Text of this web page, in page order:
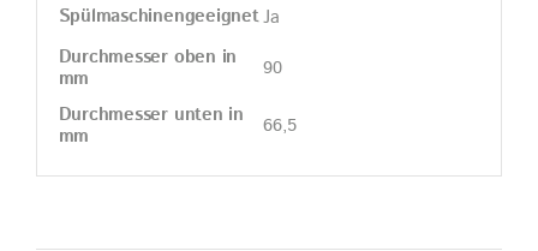
SpülmaschinengeeignetJa
Durchmesser oben in
mm
90
Durchmesser unten in
mm
66,5